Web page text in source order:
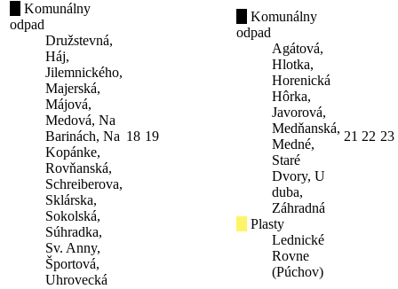
Komunálny
odpad
Družstevná,
Háj,
Jilemnického,
Majerská,
Májová,
Medová, Na
Barinách, Na
Kopánke,
Rovňanská,
Schreiberova,
Sklárska,
Sokolská,
Súhradka,
Sv. Anny,
Športová,
Uhrovecká
18 19
Komunálny
odpad
Agátová,
Hlotka,
Horenická
Hôrka,
Javorová,
Medňanská,
Medné,
Staré
Dvory, U
duba,
Záhradná
Plasty
Lednické
Rovne
(Púchov)
21 22 23